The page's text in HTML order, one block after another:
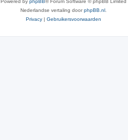
Powered by phpBB® Forum Software © phpBB Limited
Nederlandse vertaling doorphpBB.nl.
Privacy | Gebruikersvoorwaarden